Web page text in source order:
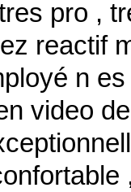
pro ,
reactif
n
video